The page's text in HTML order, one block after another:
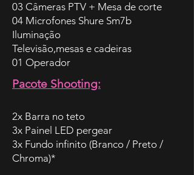
03 Câmeras PTV + Mesa de corte
04 Microfones Shure Sm7b
Iluminação
Televisão,mesas e cadeiras
01 Operador
Pacote Shooting:
2x Barra no teto
3x Painel LED pergear
3x Fundo infinito (Branco / Preto /
Chroma)*